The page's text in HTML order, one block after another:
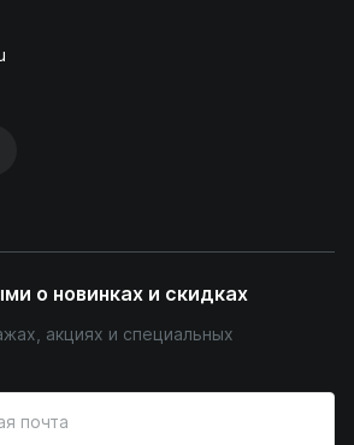
о новинках и скидках
акциях и специальных